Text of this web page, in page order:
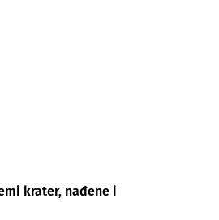
krater, nađene i